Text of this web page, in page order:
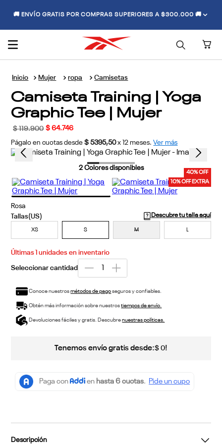
🚚 ENVÍO GRATIS POR COMPRAS SUPERIORES A $300.000 🚚
Mujer ropa Camisetas
Camiseta Training | Yoga
Graphic Tee | Mujer
$ 119.900 $ 64.746
Págalo en cuotas desde $ 5395,50 x 12 meses. Ver más
40% OFF
10% OFF EXTRA
2Colores disponibles
Rosa
Descubre tu talla aquí
XS S M L
Últimas unidades en inventario
Conoce nuestrosmétodos de pagoseguros y confiables.
Obtén más información sobre nuestrostiempos de envío.
Devoluciones fáciles y gratis. Descubrenuestras políticas.
Tenemos envío gratis desde:$ 0!
Descripción